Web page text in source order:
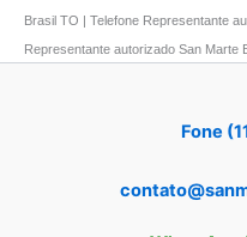
Brasil TO | Telefone Representante
Representante autorizado San Marte
Fone